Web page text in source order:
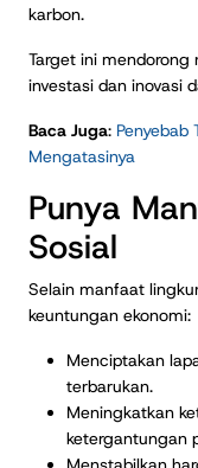
karbon.
Target ini
investasi dan inovasi
Baca Juga: Penyebab
Mengatasinya
Punya
Sosial
Selain manfaat
keuntungan ekonomi:
Menciptakan
terbarukan.
Meningkatkan
ketergantungan